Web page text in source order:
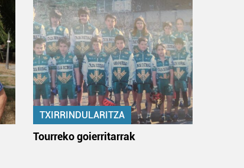
TXIRRINDULARITZA
Tourreko goierritarrak